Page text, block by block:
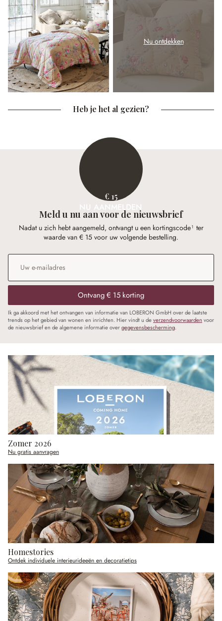
Nu ontdekken
Heb je het al gezien?
€ 15
NU AANMELDEN
Meld u nu aan voor de nieuwsbrief
Nadat u zich hebt aangemeld, ontvangt u een kortingscode¹ ter
waarde van € 15 voor uw volgende bestelling.
E-mailadres*
Ontvang € 15 korting
Ik ga akkoord met het ontvangen van informatie van LOBERON GmbH over de laatste
trends op het gebied van wonen en inrichten. Hier vindt u deverzendvoorwaarden voor
de nieuwsbrief en de algemene informatie overgegevensbescherming.
Zomer 2026
Nu gratis aanvragen
Homestories
Ontdek individuele interieurideeën en decoratietips